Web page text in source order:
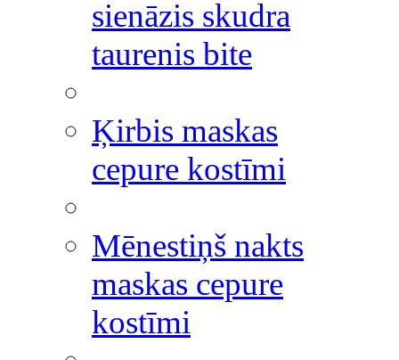
sienāzis skudra
taurenis bite
Ķirbis maskas
cepure kostīmi
Mēnestiņš nakts
maskas cepure
kostīmi